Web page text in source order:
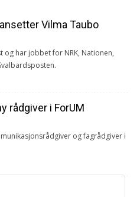
Vilma Taubo
har jobbet for NRK, Nationen,
rådgiver i ForUM
og fagrådgiver i
7 års fengsel